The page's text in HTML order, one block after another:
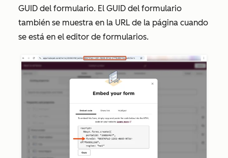
GUID del formulario. El GUID del formulario
también se muestra en la URL de la página cuando
se está en el editor de formularios.